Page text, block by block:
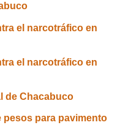
el narcotráfico en
el narcotráfico en
de Chacabuco
pesos para pavimento